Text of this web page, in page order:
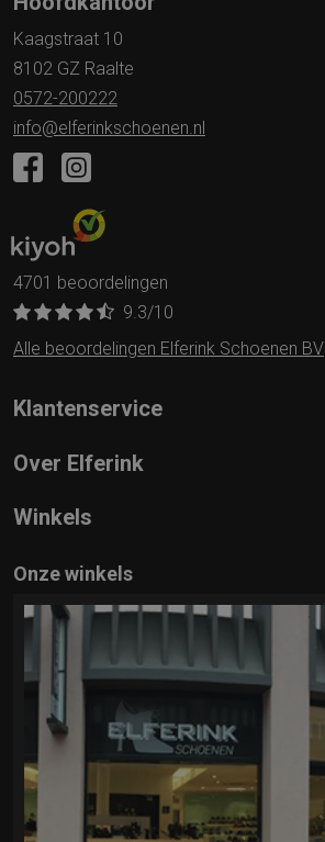
Kaagstraat 10
8102 GZ Raalte
0572-200222
info@elferinkschoenen.nl
4701 beoordelingen
9.3/10
Alle beoordelingen Elferink Schoenen BV
Klantenservice
Over Elferink
Winkels
Onze winkels